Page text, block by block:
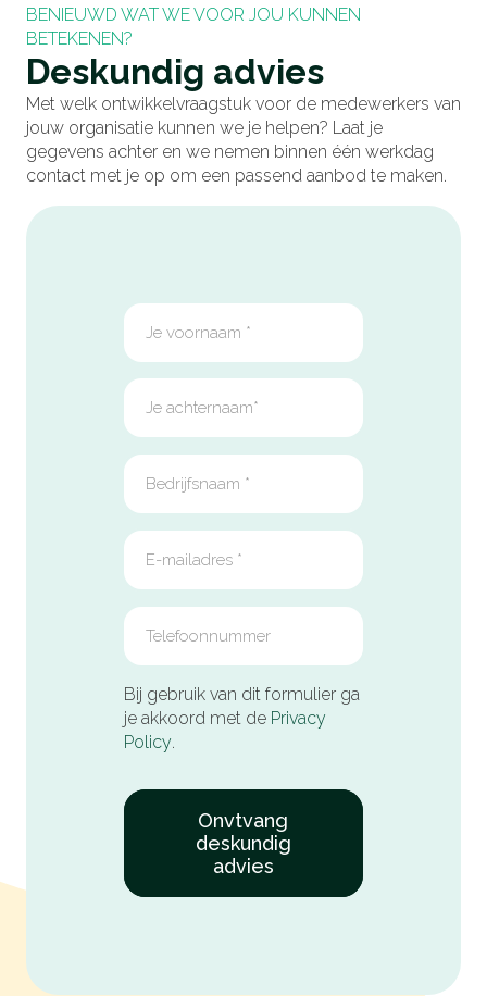
BENIEUWD WAT WE VOOR JOU KUNNEN
BETEKENEN?
Deskundig advies
Met welk ontwikkelvraagstuk voor de medewerkers van
jouw organisatie kunnen we je helpen? Laat je
gegevens achter en we nemen binnen één werkdag
contact met je op om een passend aanbod te maken.
DLP
CTA
Form
Bij gebruik van dit formulier ga
je akkoord met de Privacy
Policy.
Onvtvang
deskundig
advies